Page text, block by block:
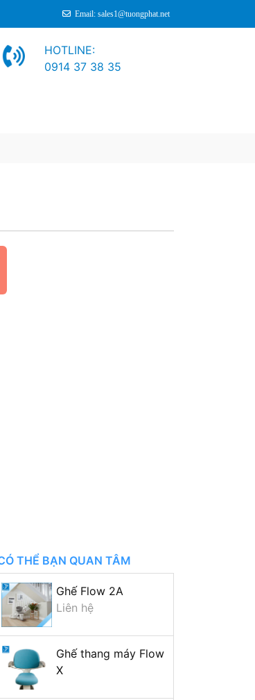
Email: sales1@tuongphat.net
HOTLINE:
0914 37 38 35
THỂ BẠN QUAN TÂM
Ghế Flow 2A
Liên hệ
Ghế thang máy Flow
X